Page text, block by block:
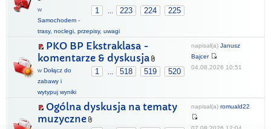
1 223 224 225
w
Samochodem -
trasy, noclegi, przepisy, uwagi
PKO BP Ekstraklasa -
komentarze & dyskusja
1 518 519 520
w Dołącz do
zabawy i
wytypuj wyniki
napisał(a) Janusz
Bajcer
04.08.2026 10:51
Ogólna dyskusja na tematy
muzyczne
napisał(a) romuald22